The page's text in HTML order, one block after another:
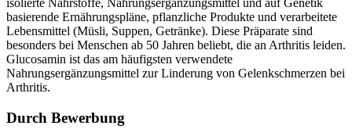
isolierte Nährstoffe, Nahrungsergänzungsmittel und auf Genetik
basierende Ernährungspläne, pflanzliche Produkte und verarbeitete
Lebensmittel (Müsli, Suppen, Getränke). Diese Präparate sind
besonders bei Menschen ab 50 Jahren beliebt, die an Arthritis leiden.
Glucosamin ist das am häufigsten verwendete
Nahrungsergänzungsmittel zur Linderung von Gelenkschmerzen bei
Arthritis.
Durch Bewerbung